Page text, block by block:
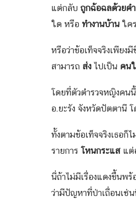
แต่กลับ ถูกฉ้อฉลด้วยค
ใด หรือ ทำงานบ้าน ใค
หรือว่าข้อเท็จจริงเพีย
สามารถ ส่ง ไปเป็น คน
โดยที่ตัวตำรวจหญิงคนนี้
อ.ยะรัง จังหวัดปัตตานี
ทั้งตามข้อเท็จจริงเธอ
รายการ โหนกระแส แต่
นี่ถ้าไม่มีเรื่องแดงขึ้นพ
ว่ามีปัญหาที่ป่าเถื่อนเช่